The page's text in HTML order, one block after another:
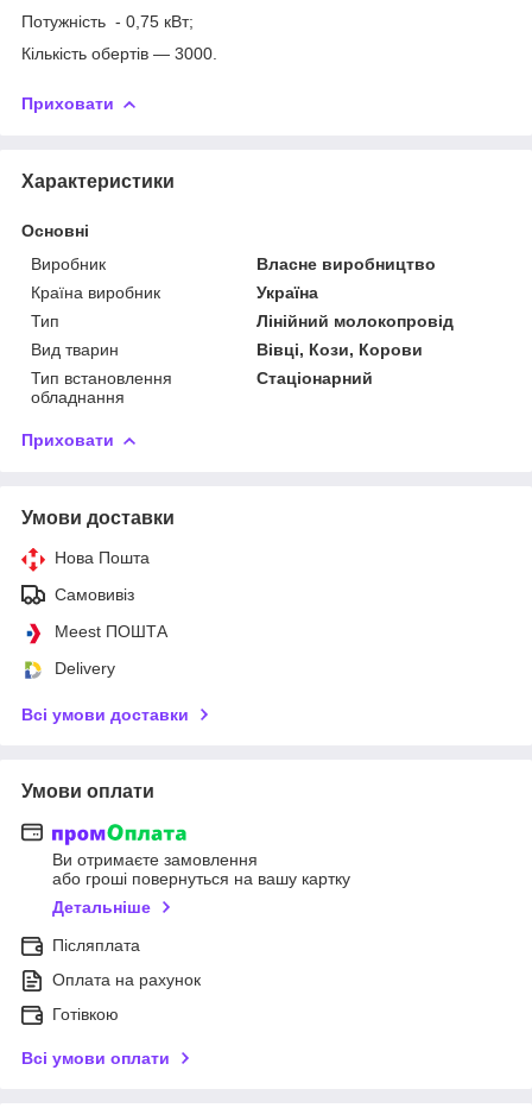
Потужність - 0,75 кВт;
Кількість обертів — 3000.
Приховати
Характеристики
Основні
Виробник
Власне виробництво
Країна виробник
Україна
Тип
Лінійний молокопровід
Вид тварин
Вівці, Кози, Корови
Тип встановлення
обладнання
Стаціонарний
Приховати
Умови доставки
Нова Пошта
Самовивіз
Meest ПОШТА
Delivery
Всі умови доставки
Умови оплати
Ви отримаєте замовлення
або гроші повернуться на вашу картку
Детальніше
Післяплата
Оплата на рахунок
Готівкою
Всі умови оплати